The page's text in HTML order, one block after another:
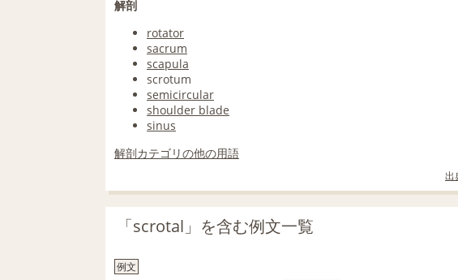
解剖
rotator
sacrum
scapula
scrotum
semicircular
shoulder blade
sinus
解剖カテゴリの他の用語
出
「scrotal」を含む例文一覧
例文